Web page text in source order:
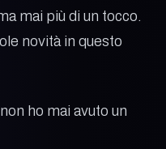
mai più di un tocco.
novità in questo
ho mai avuto un